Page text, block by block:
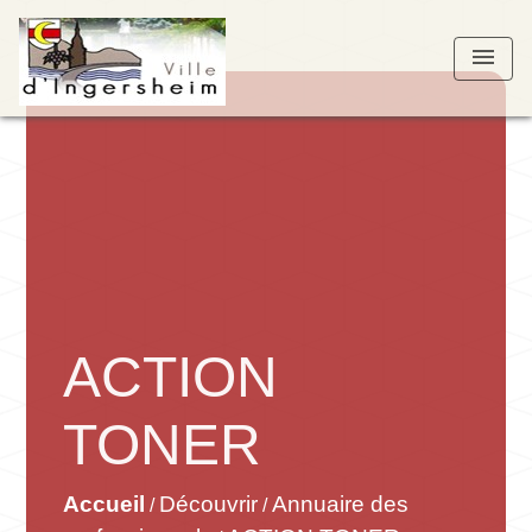
menu
ACTION
TONER
Accueil / Découvrir /Annuaire des